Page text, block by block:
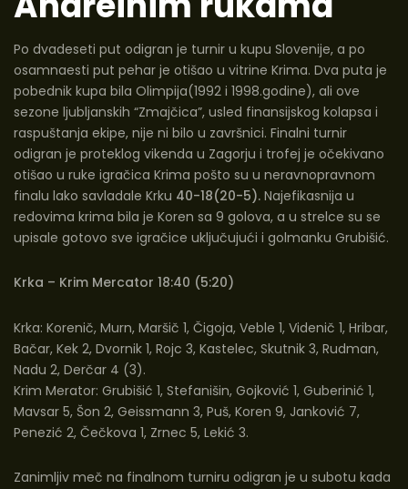
Po dvadeseti put odigran je turnir u kupu Slovenije, a po
osamnaesti put pehar je otišao u vitrine Krima. Dva puta je
pobednik kupa bila Olimpija(1992 i 1998.godine), ali ove
sezone ljubljanskih “Zmajčica”, usled finansijskog kolapsa i
raspuštanja ekipe, nije ni bilo u završnici. Finalni turnir
odigran je proteklog vikenda u Zagorju i trofej je očekivano
otišao u ruke igračica Krima pošto su u neravnopravnom
finalu lako savladale Krku 40-18(20-5). Najefikasnija u
redovima krima bila je Koren sa 9 golova, a u strelce su se
upisale gotovo sve igračice uključujući i golmanku Grubišić.
Krka – Krim Mercator 18:40 (5:20)
Krka: Korenič, Murn, Maršič 1, Čigoja, Veble 1, Videnič 1, Hribar,
Bačar, Kek 2, Dvornik 1, Rojc 3, Kastelec, Skutnik 3, Rudman,
Nadu 2, Derčar 4 (3).
Krim Merator: Grubišić 1, Stefanišin, Gojković 1, Guberinić 1,
Mavsar 5, Šon 2, Geissmann 3, Puš, Koren 9, Janković 7,
Penezić 2, Čečkova 1, Zrnec 5, Lekić 3.
Zanimljiv meč na finalnom turniru odigran je u subotu kada